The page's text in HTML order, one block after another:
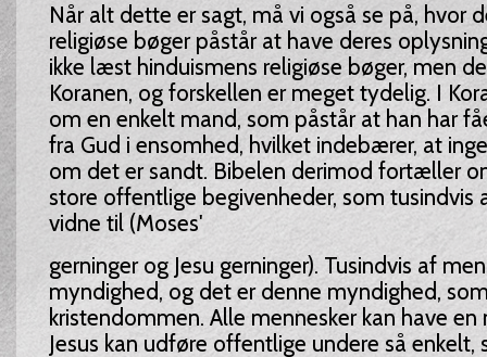
Når alt dette er sagt, må vi også se på, hvor
religiøse bøger påstår at have deres
ikke læst hinduismens religiøse bøger, men
Koranen, og forskellen er meget tydelig. I
om en enkelt mand, som påstår at han har
fra Gud i ensomhed, hvilket indebærer, at
om det er sandt. Bibelen derimod fortæller
store offentlige begivenheder, som tusindvis
vidne til (Moses'
gerninger og Jesu gerninger). Tusindvis af
myndighed, og det er denne myndighed,
kristendommen. Alle mennesker kan have en
Jesus kan udføre offentlige undere så enkelt,